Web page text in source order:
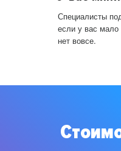
Специалисты
если у вас мало
нет вовсе.